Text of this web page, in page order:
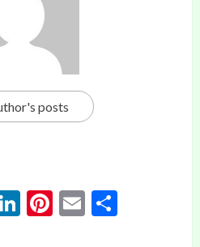
posts
LinkedIn
Pinterest
Email